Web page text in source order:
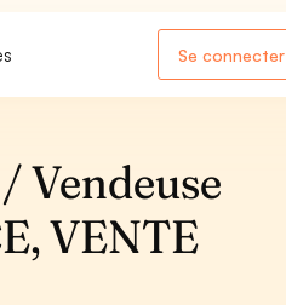
Se connecter
Vendeuse
VENTE